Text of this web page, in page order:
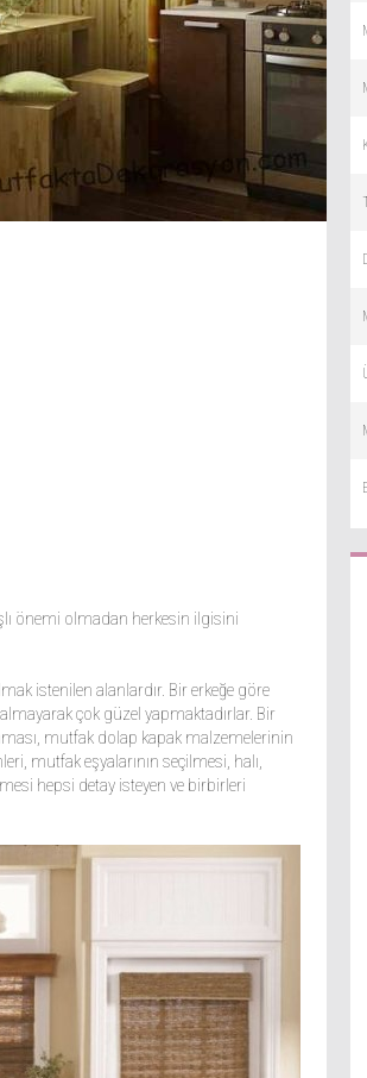
önemi olmadan herkesin ilgisini
istenilen alanlardır. Bir erkeğe göre
çok güzel yapmaktadırlar. Bir
mutfak dolap kapak malzemelerinin
mutfak eşyalarının seçilmesi, halı,
hepsi detay isteyen ve birbirleri